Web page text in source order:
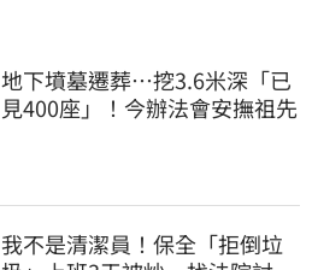
地下墳墓遷葬…挖3.6米深「已
見400座」！今辦法會安撫祖先
我不是清潔員！保全「拒倒垃